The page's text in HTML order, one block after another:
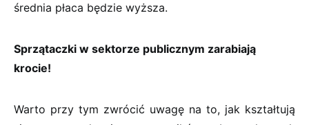
średnia płaca będzie wyższa.
Sprzątaczki w sektorze publicznym zarabiają
krocie!
Warto przy tym zwrócić uwagę na to, jak kształtują